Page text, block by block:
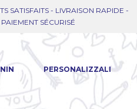
SATISFAITS - LIVRAISON RAPIDE -
PAIEMENT SÉCURISÉ
PERSONALIZZALI